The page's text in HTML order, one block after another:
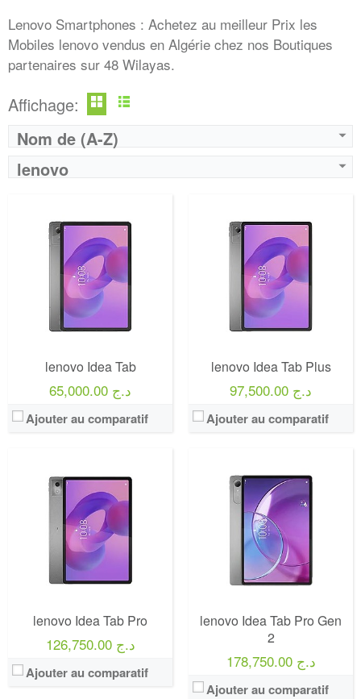
Lenovo Smartphones : Achetez au meilleur Prix les
Mobiles lenovo vendus en Algérie chez nos Boutiques
partenaires sur 48 Wilayas.
Affichage:
Nom de (A-Z)
lenovo
lenovo Idea Tab
65,000.00 د.ج
Ajouter au comparatif
lenovo Idea Tab Plus
97,500.00 د.ج
Ajouter au comparatif
lenovo Idea Tab Pro
126,750.00 د.ج
Ajouter au comparatif
lenovo Idea Tab Pro Gen
2
178,750.00 د.ج
Ajouter au comparatif